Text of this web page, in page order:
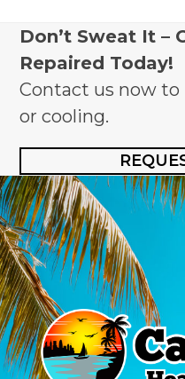
Don’t Sweat It –
Repaired Today!
Contact us now
or cooling.